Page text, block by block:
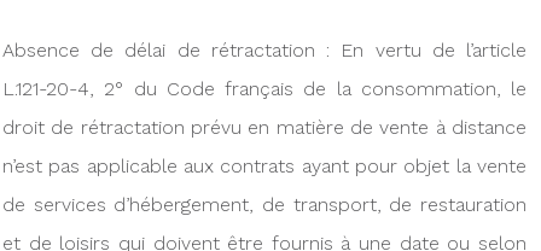
Absence de délai de rétractation : En vertu de l’article
L.121-20-4, 2° du Code français de la consommation, le
droit de rétractation prévu en matière de vente à distance
n’est pas applicable aux contrats ayant pour objet la vente
de services d’hébergement, de transport, de restauration
et de loisirs qui doivent être fournis à une date ou selon